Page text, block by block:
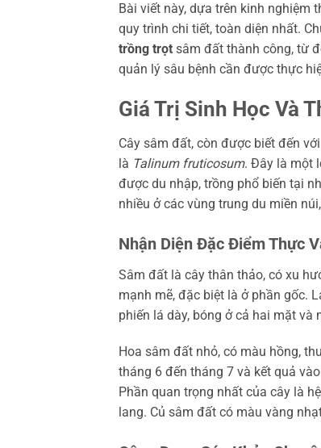
Bài viết này, dựa trên kinh nghiệm
quy trình chi tiết, toàn diện nhất.
trồng trọt sâm đất thành công, từ
quản lý sâu bệnh cần được thực
Giá Trị Sinh Học Và
Cây sâm đất, còn được biết đến
là Talinum fruticosum. Đây là một
được du nhập, trồng phổ biến tại
nhiều ở các vùng trung du miền
Nhận Diện Đặc Điểm Thực
Sâm đất là cây thân thảo, có xu
mạnh mẽ, đặc biệt là ở phần gốc.
phiến lá dày, bóng ở cả hai mặt và
Hoa sâm đất nhỏ, có màu hồng,
tháng 6 đến tháng 7 và kết quả
Phần quan trọng nhất của cây là
lang. Củ sâm đất có màu vàng